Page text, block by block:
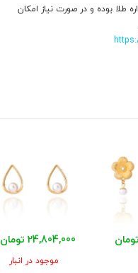
بوده و در صورت نیاز امکان
24,804,000 تومان
موجود در انبار